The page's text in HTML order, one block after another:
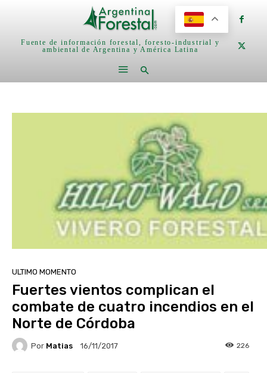
Fuente de información forestal, foresto-industrial y
ambiental de Argentina y América Latina
ULTIMO MOMENTO
Fuertes vientos complican el
combate de cuatro incendios en el
Norte de Córdoba
Por Matias 16/11/2017 226